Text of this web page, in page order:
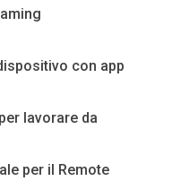
con app
lavorare da
per il Remote